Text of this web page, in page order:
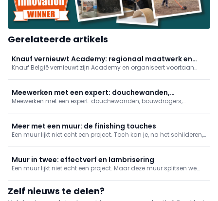
Gerelateerde artikels
Knauf vernieuwt Academy: regionaal maatwerk en
digitale modules
Knauf België vernieuwt zijn Academy en organiseert voortaan
digitalisering met online videomodules en meer maatwerk.
Meewerken met een expert: douchewanden,
bouwdrogers, gevelisolatie en asbest herkennen
Meewerken met een expert: douchewanden, bouwdrogers,
Meer met een muur: de finishing touches
Een muur lijkt niet echt een project. Toch kan je, na het schilderen,
Muur in twee: effectverf en lambrisering
Een muur lijkt niet echt een project. Maar deze muur splitsen we
Zelf nieuws te delen?